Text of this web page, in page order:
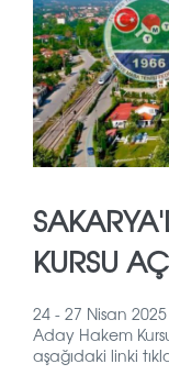
KURSU
24 - 27 Nisan
Aday Hakem
aşağıdaki linki